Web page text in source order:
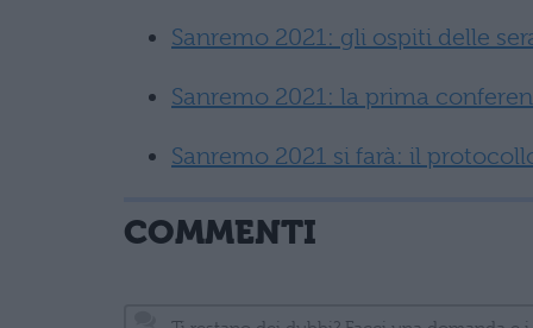
Sanremo 2021: gli ospiti delle
Sanremo 2021: la prima
Sanremo 2021 si farà: il
COMMENTI